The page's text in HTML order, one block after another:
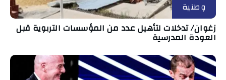
وطنية
زغوان/ تدخلات لتأهيل عدد من المؤسسات التربوية قبل
العودة المدرسية